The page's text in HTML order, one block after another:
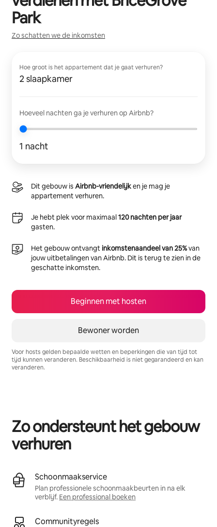
Park
Zo schatten we de inkomsten
Hoe groot is het appartement dat je gaat verhuren?
2 slaapkamer
Hoeveel nachten ga je verhuren op Airbnb?
1 nacht
Dit gebouw is Airbnb-vriendelijken je mag je
appartement verhuren.
Je hebt plek voor maximaal120 nachten per jaar
gasten.
Het gebouw ontvangtinkomstenaandeel van 25%van
jouw uitbetalingen van Airbnb. Dit is terug te zien in de
geschatte inkomsten.
Beginnen met hosten
Bewoner worden
Voor hosts gelden bepaalde wetten en beperkingen die van tijd tot
tijd kunnen veranderen. Beschikbaarheid is niet gegarandeerd en kan
veranderen.
Zo ondersteunt het gebouw
verhuren
Schoonmaakservice
Plan professionele schoonmaakbeurten in na elk
verblijf. Een professional boeken
Communityregels